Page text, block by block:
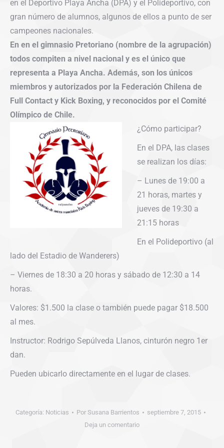
en el Deportivo Playa Ancha (DPA) y el Polideportivo, con
gran número de alumnos, algunos de ellos a punto de ser
campeones nacionales.
En en el gimnasio Pretoriano (nombre de la agrupación)
todos compiten a nivel nacional y es el único que
representa a Playa Ancha. Además, son los únicos
miembros y autorizados por la Federación Chilena de
Full Contact y Kick Boxing, y reconocidos por el Comité
Olímpico de Chile.
¿Cómo participar?
En el DPA, las clases
se realizan los días:
– Lunes de 19:00 a
21 horas, martes y
jueves de 19:30 a
21:15 horas
En el Polideportivo (al
lado del Estadio de Wanderers)
– Viernes de 18:30 a 20 horas y sábado de 12:30 a 14
horas.
Valores: $1.500 la clase o también puede pagar $18.500
al mes.
Instructor: Rodrigo Sepúlveda Llanos, cinturón negro 1er
dan.
Pueden ubicarlo directamente en el lugar de clases.
Categoría: Noticias Por Susana Barrientos
septiembre 7, 2015
Deja un comentario